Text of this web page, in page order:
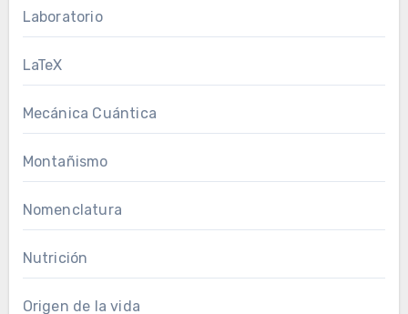
Laboratorio
LaTeX
Mecánica Cuántica
Montañismo
Nomenclatura
Nutrición
Origen de la vida